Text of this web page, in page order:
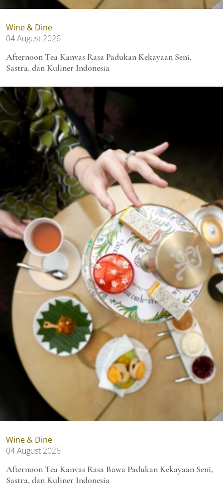
Wine & Dine
04 August 2026
Afternoon Tea Kanvas Rasa Padukan Kekayaan Seni,
Sastra, dan Kuliner Indonesia
Wine & Dine
04 August 2026
Afternoon Tea Kanvas Rasa Bawa Padukan Kekayaan Seni,
Sastra, dan Kuliner Indonesia